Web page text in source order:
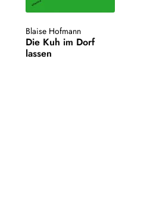
Blaise Hofmann
Die Kuh im Dorf
lassen